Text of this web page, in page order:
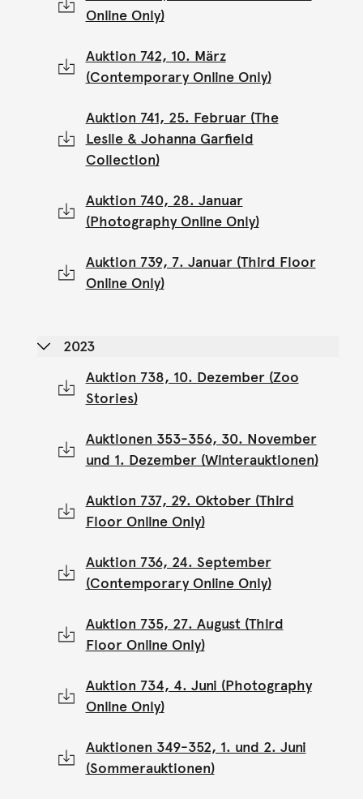
Online Only)
Auktion 742, 10. März
(Contemporary Online Only)
Auktion 741, 25. Februar (The
Leslie & Johanna Garfield
Collection)
Auktion 740, 28. Januar
(Photography Online Only)
Auktion 739, 7. Januar (Third Floor
Online Only)
2023
Auktion 738, 10. Dezember (Zoo
Stories)
Auktionen 353-356, 30. November
und 1. Dezember (Winterauktionen)
Auktion 737, 29. Oktober (Third
Floor Online Only)
Auktion 736, 24. September
(Contemporary Online Only)
Auktion 735, 27. August (Third
Floor Online Only)
Auktion 734, 4. Juni (Photography
Online Only)
Auktionen 349-352, 1. und 2. Juni
(Sommerauktionen)